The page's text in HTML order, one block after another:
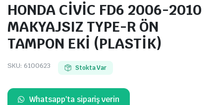
HONDA CİVİC FD6 2006-2010
MAKYAJSIZ TYPE-R ÖN
TAMPON EKİ (PLASTİK)
SKU: 6100623 Stokta Var
Whatsapp'ta sipariş verin